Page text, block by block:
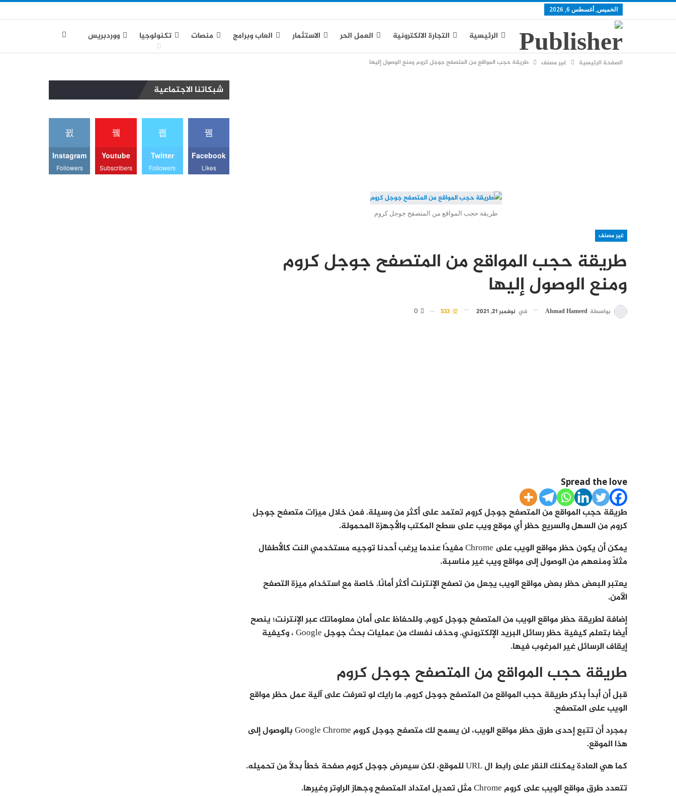
الخميس, أغسطس 6, 2026
الرئيسية التجارة الالكترونية العمل الحر الاستثمار العاب وبرامج منصات تكنولوجيا ووردبريس
يوتيوب سياسة الخصوصية الصفحة الرئيسية غير مصنف طريقة حجب المواقع من المتصفح جوجل كروم ومنع الوصول إليها
طريقة حجب المواقع من المتصفح جوجل كروم
غير مصنف
طريقة حجب المواقع من المتصفح جوجل كروم
ومنع الوصول إليها
بواسطة Ahmad Hameed في نوفمبر 21, 2021
Spread the love
طريقة حجب المواقع من المتصفح جوجل كروم تعتمد على أكثر من وسيلة. فمن خلال ميزات متصفح جوجل
كروم من السهل والسريع حظر أي موقع ويب على سطح المكتب والأجهزة المحمولة.
يمكن أن يكون حظر مواقع الويب على Chrome مفيدًا عندما يرغب أحدنا توجيه مستخدمي النت كالأطفال
مثلًا ومنعهم من الوصول إلى مواقع ويب غير مناسبة.
يعتبر البعض حظر بعض مواقع الويب يجعل من تصفح الإنترنت أكثر أمانًا. خاصة مع استخدام ميزة التصفح
الآمن.
إضافة لطريقة حظر مواقع الويب من المتصفح جوجل كروم. وللحفاظ على أمان معلوماتك عبر الإنترنت؛ ينصح
أيضا بتعلم كيفية حظر رسائل البريد الإلكتروني. وحذف نفسك من عمليات بحث جوجل Google ، وكيفية
إيقاف الرسائل غير المرغوب فيها.
طريقة حجب المواقع من المتصفح جوجل كروم
قبل أن أبدأ بذكر طريقة حجب المواقع من المتصفح جوجل كروم. ما رايك لو تعرفت على آلية عمل حظر مواقع
الويب على المتصفح.
بمجرد أن تتبع إحدى طرق حظر مواقع الويب، لن يسمح لك متصفح جوجل كروم Google Chrome بالوصول إلى
هذا الموقع.
كما هي العادة يمكنك النقر على رابط ال URL للموقع، لكن سيعرض جوجل كروم صفحة خطأ بدلاً من تحميله.
تتعدد طرق مواقع الويب على كروم Chrome مثل تعديل امتداد المتصفح وجهاز الراوتر وغيرها.
شبكاتنا الاجتماعية
Facebook
Likes
Twitter
Followers
Youtube
Subscribers
Instagram
Followers